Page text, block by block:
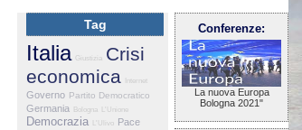
Tag
Italia Giustizia Crisi
economica
Internet
Governo Partito Democratico
Germania Bologna L'Unione
Democrazia L'Ulivo Pace
Conferenze:
La nuova Europa
Bologna 2021"